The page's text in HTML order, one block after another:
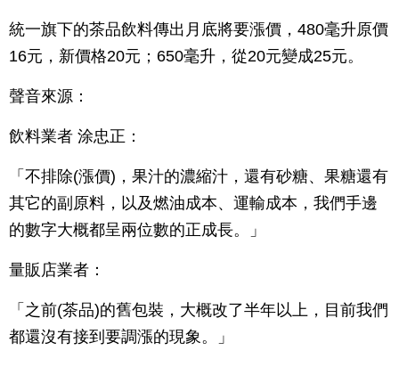
統一旗下的茶品飲料傳出月底將要漲價，480毫升原價
16元，新價格20元；650毫升，從20元變成25元。
聲音來源：
飲料業者 涂忠正：
「不排除(漲價)，果汁的濃縮汁，還有砂糖、果糖還有
其它的副原料，以及燃油成本、運輸成本，我們手邊
的數字大概都呈兩位數的正成長。」
量販店業者：
「之前(茶品)的舊包裝，大概改了半年以上，目前我們
都還沒有接到要調漲的現象。」